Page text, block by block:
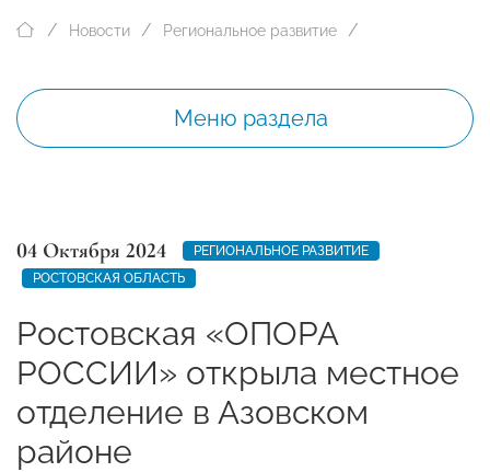
Новости Региональное развитие
Меню раздела
04 Октября 2024
РЕГИОНАЛЬНОЕ РАЗВИТИЕ
РОСТОВСКАЯ ОБЛАСТЬ
Ростовская «ОПОРА
РОССИИ» открыла местное
отделение в Азовском
районе